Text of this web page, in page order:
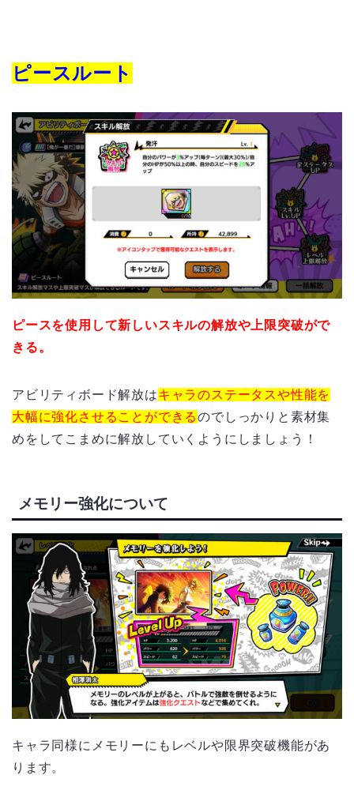
ピースルート
ピースを使用して新しいスキルの解放や上限突破がで
きる。
アビリティボード解放はキャラのステータスや性能を
大幅に強化させることができるのでしっかりと素材集
めをしてこまめに解放していくようにしましょう！
メモリー強化について
キャラ同様にメモリーにもレベルや限界突破機能があ
ります。